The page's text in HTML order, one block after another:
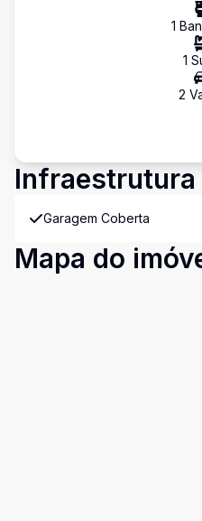
1
1
2
Infraestrutura
Garagem Coberta
Mapa do